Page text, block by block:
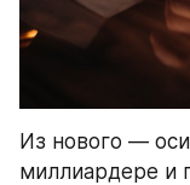
Из нового —
миллиардере и